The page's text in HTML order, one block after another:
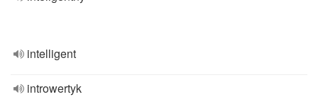
intelligent
introwertyk